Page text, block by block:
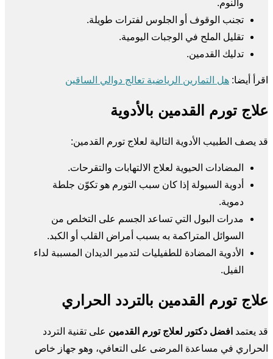
والنوم.
تجنب الوقوف أو الجلوس لفترات طويلة.
تقليل الملح في الوجبات اليومية.
تدليك القدمين.
اقرأ أيضا: هل التمارين الرياضية تعالج دوالي الساقين
علاج تورم القدمين بالأدوية
قد يصف الطبيب الأدوية التالية لعلاج تورم القدمين:
المضادات الحيوية لعلاج الالتهابات والتقرحات.
أدوية السيولة إذا كان سبب التورم هو تكوّن جلطة
دموية.
مدرات البول التي تساعد الجسم على التخلص من
السوائل المتراكمة به بسبب أمراض القلب أو الكبد.
الأدوية المضادة للطفيليات لتدمير الديدان المسببة لداء
الفيل.
علاج تورم القدمين بالتردد الحراري
قد يعتمد افضل دكتور لعلاج تورم القدمين على تقنية التردد
الحراري في مساعدة المرضى على التعافي، وهو جهاز خاص